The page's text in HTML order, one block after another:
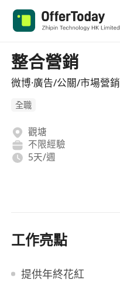
整合營銷
微博·廣告/公關/市場營銷
全職
觀塘
不限經驗
5天/週
工作亮點
提供年終花紅